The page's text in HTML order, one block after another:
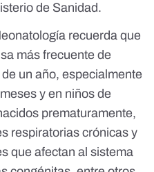
de Sanidad.
recuerda que
más frecuente de
un año, especialmente
y en niños de
prematuramente,
respiratorias crónicas y
que afectan al sistema